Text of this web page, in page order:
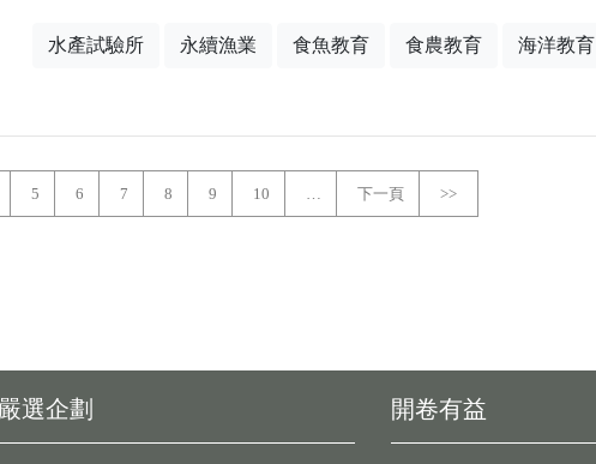
水產試驗所 永續漁業 食魚教育 食農教育 海洋教育
5 6 7 8 9 10 … 下一頁 >>
開卷有益
嚴選企劃